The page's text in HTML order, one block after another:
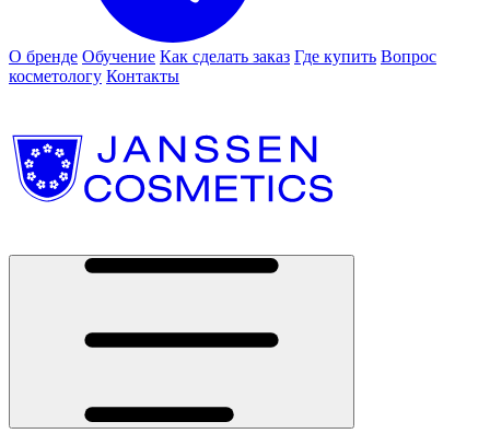
О бренде Обучение Как сделать заказ Где купить Вопрос
косметологу Контакты